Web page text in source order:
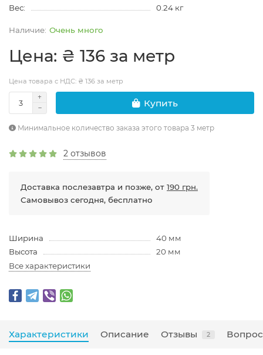
Вес:
0.24 кг
Очень много
Цена: ₴ 136 за метр
Цена товара с НДС: ₴ 136 за метр
Купить
Минимальное количество заказа этого товара 3 метр
2 отзывов
Доставка послезавтра и позже, от 190 грн.
Самовывоз сегодня, бесплатно
Ширина
40 мм
Высота
20 мм
Все характеристики
Характеристики Описание Отзывы 2